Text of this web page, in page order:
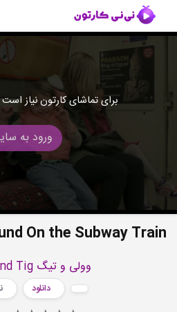
برای تماشای کارتون نیاز
ورود به
وولی و تیگ Woolly and Tig
دانلود